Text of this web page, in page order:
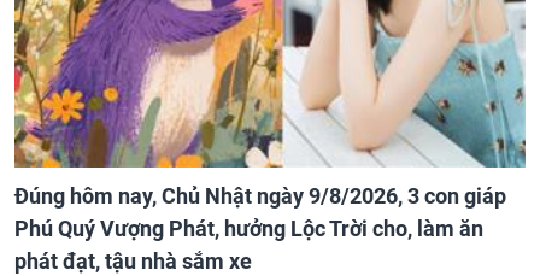
Đúng hôm nay, Chủ Nhật ngày 9/8/2026, 3 con giáp
Phú Quý Vượng Phát, hưởng Lộc Trời cho, làm ăn
phát đạt, tậu nhà sắm xe